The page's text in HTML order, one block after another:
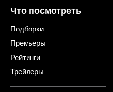
Что посмотреть
Подборки
Премьеры
Рейтинги
Трейлеры